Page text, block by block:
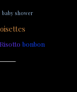
baby shower
Risotto bonbon